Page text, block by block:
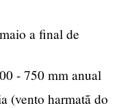
a final de
- 750 mm anual
(vento harmatã do